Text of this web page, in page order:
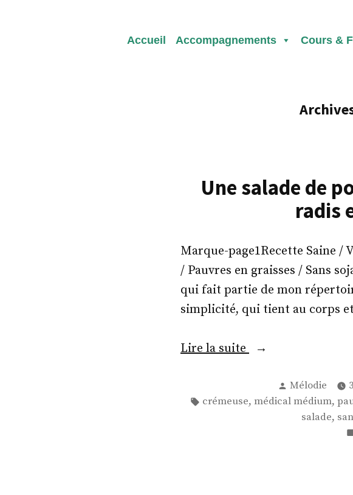
Redeviens-toi
Accueil Accompagnements Cours &
Une salade de
radis
Marque-page1Recette Saine /
/ Pauvres en graisses / Sans
qui fait partie de mon
simplicité, qui tient au corps
Lire la suite
« Une
pommes
Publié
par
Mélodie
Étiquettes :
crémeuse, médical médium,
salade,